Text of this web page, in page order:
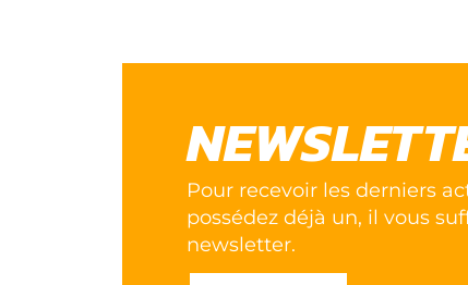
Pour recevoir les derniers
possédez déjà un, il vous
newsletter.